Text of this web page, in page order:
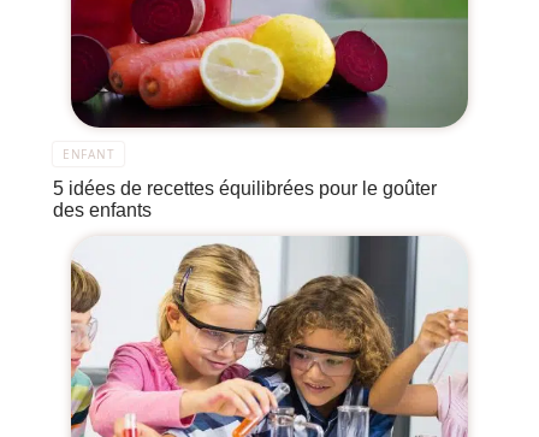
ENFANT
5 idées de recettes équilibrées pour le goûter
des enfants